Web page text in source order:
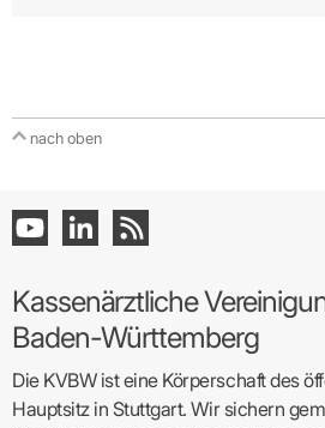
nach oben
Kassenärztliche
Baden-Württemberg
Die KVBW ist eine Körperschaft des
Hauptsitz in Stuttgart. Wir sichern